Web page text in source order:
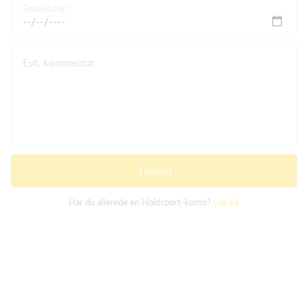
Evt. kommentar
Tilmeld
Har du allerede en Holdsport-konto? Log på